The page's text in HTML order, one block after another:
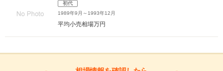
初代
1989年9月～1993年12月
平均小売相場万円